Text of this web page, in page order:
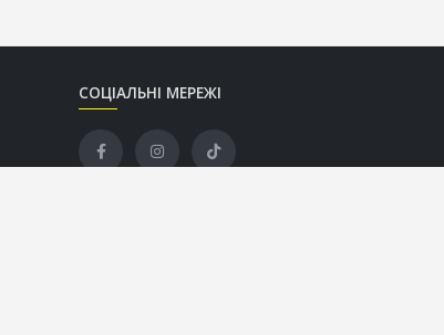
СОЦІАЛЬНІ МЕРЕЖІ